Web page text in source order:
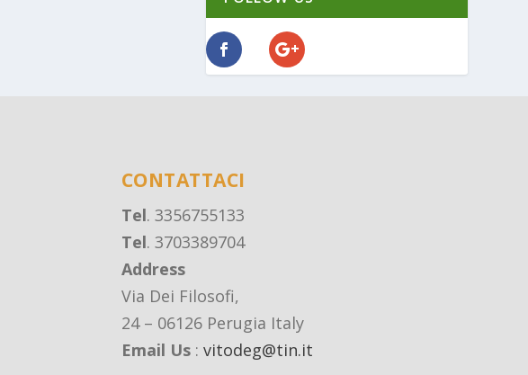
CONTATTACI
Tel. 3356755133
Tel. 3703389704
Address
Via Dei Filosofi,
24 – 06126 Perugia Italy
Email Us: vitodeg@tin.it